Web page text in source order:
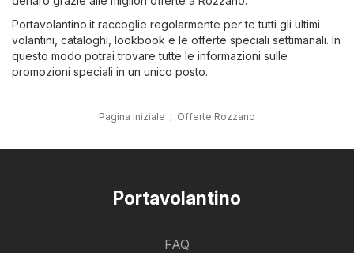
Portavolantino.it raccoglie regolarmente per te tutti gli ultimi
volantini, cataloghi, lookbook e le offerte speciali settimanali. In
questo modo potrai trovare tutte le informazioni sulle
promozioni speciali in un unico posto.
Pagina iniziale Offerte Rozzano
Portavolantino
FAQ